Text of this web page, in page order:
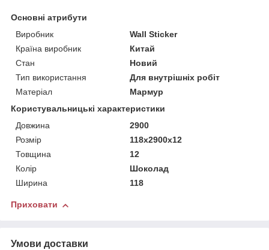
Основні атрибути
Виробник
Wall Sticker
Країна виробник
Китай
Стан
Новий
Тип використання
Для внутрішніх робіт
Матеріал
Мармур
Користувальницькі характеристики
Довжина
2900
Розмір
118х2900х12
Товщина
12
Колір
Шоколад
Ширина
118
Приховати
Умови доставки